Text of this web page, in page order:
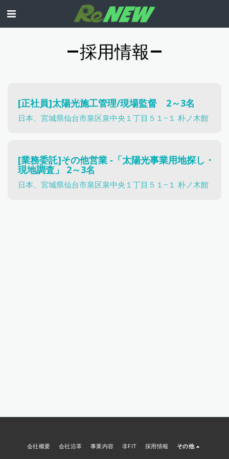
採用情報
[正社員]太陽光施工管理/現場監督 2～3名
日本、宮城県仙台市泉区泉中央１丁目５１−１ 朴ノ木館
[業務委託]その他営業 ‐「太陽光事業用地探し・
現地調査」 2～3名
日本、宮城県仙台市泉区泉中央１丁目５１−１ 朴ノ木館
会社概要 会社沿革 事業内容 非FIT 採用情報 その他